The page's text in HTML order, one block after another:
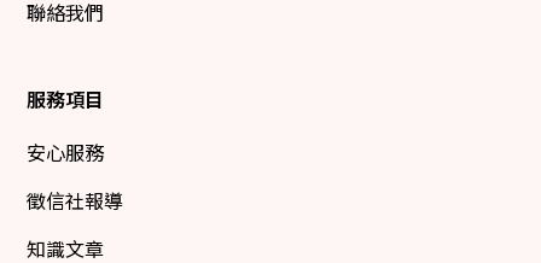
聯絡我們
服務項目
安心服務
徵信社報導
知識文章